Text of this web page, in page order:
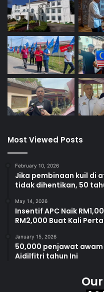
Most Viewed Posts
February 10, 2026
Jika pembinaan kuil di
tidak dihentikan, 50
May 14, 2026
Insentif APC Naik
RM2,000 Buat Kali
January 15, 2026
50,000 penjawat awam
Aidilfitri tahun Ini